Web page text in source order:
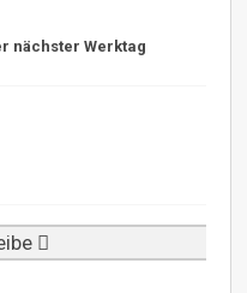
nächster Werktag